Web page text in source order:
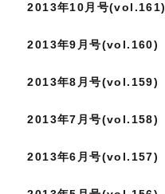
2013年10月号(vol.161)
2013年9月号(vol.160)
2013年8月号(vol.159)
2013年7月号(vol.158)
2013年6月号(vol.157)